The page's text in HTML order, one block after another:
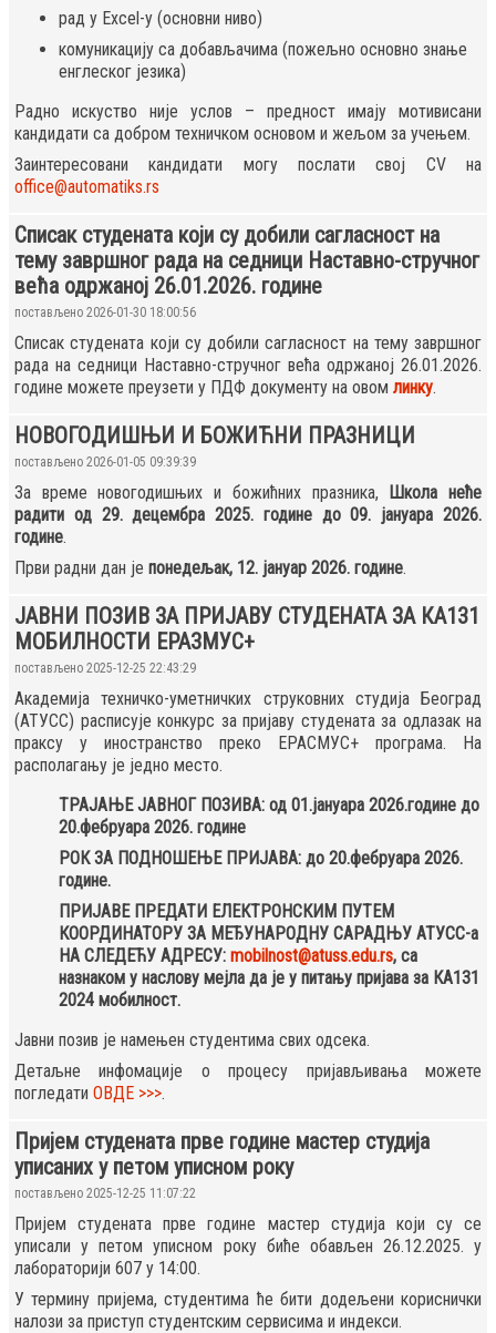
рад у Excel-у (основни ниво)
комуникацију са добављачима (пожељно основно знање
енглеског језика)
Радно искуство није услов – предност имају мотивисани
кандидати са добром техничком основом и жељом за учењем.
Заинтересовани кандидати могу послати свој CV на
office@automatiks.rs
Списак студената који су добили сагласност на
тему завршног рада на седници Наставно-стручног
већа одржаној 26.01.2026. године
постављено 2026-01-30 18:00:56
Списак студената који су добили сагласност на тему завршног
рада на седници Наставно-стручног већа одржаној 26.01.2026.
године можете преузети у ПДФ документу на овом линку.
НОВОГОДИШЊИ И БОЖИЋНИ ПРАЗНИЦИ
постављено 2026-01-05 09:39:39
За време новогодишњих и божићних празника,
Школа неће
радити од 29. децембра 2025. године до 09. јануара 2026.
године.
Први радни дан је понедељак, 12. јануар 2026. године.
ЈАВНИ ПОЗИВ ЗА ПРИЈАВУ СТУДЕНАТА ЗА КА131
МОБИЛНОСТИ ЕРАЗМУС+
постављено 2025-12-25 22:43:29
Академија техничко-уметничких струковних студија Београд
(АТУСС) расписује конкурс за пријаву студената за одлазак на
праксу у иностранство преко ЕРАСМУС+ програма. На
располагању је једно место.
ТРАЈАЊЕ ЈАВНОГ ПОЗИВА: од 01.јануара 2026.године до
20.фебруара 2026. године
РОК ЗА ПОДНОШЕЊЕ ПРИЈАВА: до 20.фебруара 2026.
године.
ПРИЈАВЕ ПРЕДАТИ ЕЛЕКТРОНСКИМ ПУТЕМ
КООРДИНАТОРУ ЗА МЕЂУНАРОДНУ САРАДЊУ АТУСС-а
НА СЛЕДЕЋУ АДРЕСУ: mobilnost@atuss.edu.rs, са
назнаком у наслову мејла да је у питању пријава за КА131
2024 мобилност.
Јавни позив је намењен студентима свих одсека.
Детаљне инфомације о процесу пријављивања можете
погледати ОВДЕ >>>.
Пријем студената прве године мастер студија
уписаних у петом уписном року
постављено 2025-12-25 11:07:22
Пријем студената прве године мастер студија који су се
уписали у петом уписном року биће обављен 26.12.2025. у
лабораторији 607 у 14:00.
У термину пријема, студентима ће бити додељени кориснички
налози за приступ студентским сервисима и индекси.